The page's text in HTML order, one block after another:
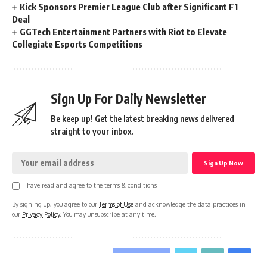
Kick Sponsors Premier League Club after Significant F1
Deal
GGTech Entertainment Partners with Riot to Elevate
Collegiate Esports Competitions
Sign Up For Daily Newsletter
Be keep up! Get the latest breaking news delivered
straight to your inbox.
I have read and agree to the terms & conditions
By signing up, you agree to ourTerms of Use and acknowledge the data practices in
our Privacy Policy. You may unsubscribe at any time.